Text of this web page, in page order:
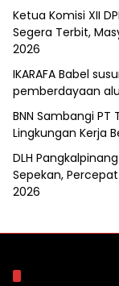
Ketua Komisi XII
Segera Terbit,
2026
IKARAFA Babel
pemberdayaan
BNN Sambangi PT
Lingkungan Kerja
DLH
Sepekan,
2026